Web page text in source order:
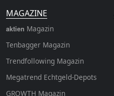
MAGAZINE
aktien Magazin
Tenbagger Magazin
Trendfollowing Magazin
Megatrend Echtgeld-Depots
GROWTH Magazin